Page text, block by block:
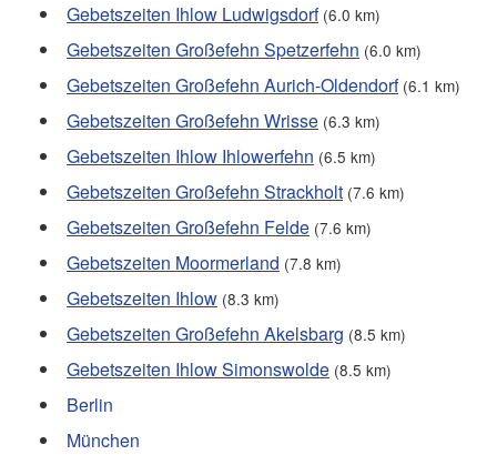
Gebetszeiten Ihlow Ludwigsdorf (6.0 km)
Gebetszeiten Großefehn Spetzerfehn (6.0 km)
Gebetszeiten Großefehn Aurich-Oldendorf (6.1 km)
Gebetszeiten Großefehn Wrisse (6.3 km)
Gebetszeiten Ihlow Ihlowerfehn (6.5 km)
Gebetszeiten Großefehn Strackholt (7.6 km)
Gebetszeiten Großefehn Felde (7.6 km)
Gebetszeiten Moormerland (7.8 km)
Gebetszeiten Ihlow (8.3 km)
Gebetszeiten Großefehn Akelsbarg (8.5 km)
Gebetszeiten Ihlow Simonswolde (8.5 km)
Berlin
München